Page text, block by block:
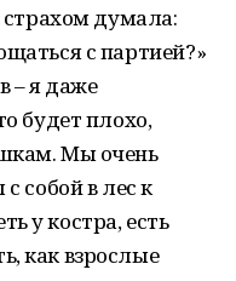
страхом думала:
с партией?»
– я даже
будет плохо,
Мы очень
собой в лес к
у костра, есть
как взрослые